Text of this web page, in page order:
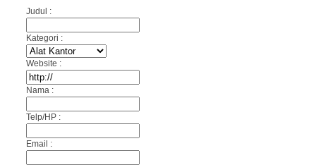
Judul :
Kategori :
Website :
Nama :
Telp/HP :
Email :